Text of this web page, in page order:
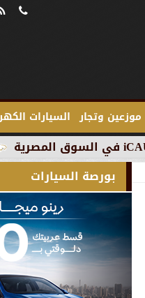
موزعين وتجار السيارات
فورد:
بورصة السيارات